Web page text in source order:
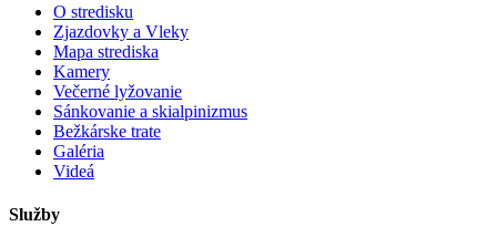
O stredisku
Zjazdovky a Vleky
Mapa strediska
Kamery
Večerné lyžovanie
Sánkovanie a skialpinizmus
Bežkárske trate
Galéria
Videá
Služby